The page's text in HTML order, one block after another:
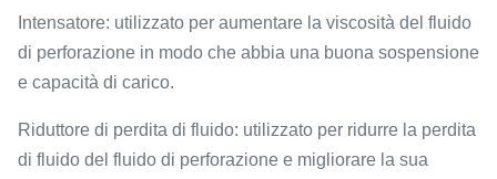
Intensatore: utilizzato per aumentare la viscosità del fluido
di perforazione in modo che abbia una buona sospensione
e capacità di carico.
Riduttore di perdita di fluido: utilizzato per ridurre la perdita
di fluido del fluido di perforazione e migliorare la sua